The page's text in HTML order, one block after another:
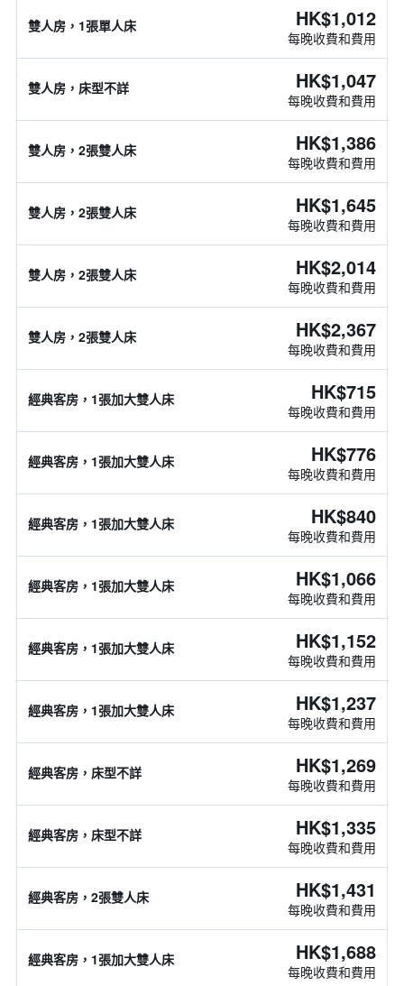
雙人房，1張單人床 HK$1,012
每晚收費和費用
雙人房，床型不詳 HK$1,047
每晚收費和費用
雙人房，2張雙人床 HK$1,386
每晚收費和費用
雙人房，2張雙人床 HK$1,645
每晚收費和費用
雙人房，2張雙人床 HK$2,014
每晚收費和費用
雙人房，2張雙人床 HK$2,367
每晚收費和費用
經典客房，1張加大雙人床 HK$715
每晚收費和費用
經典客房，1張加大雙人床 HK$776
每晚收費和費用
經典客房，1張加大雙人床 HK$840
每晚收費和費用
經典客房，1張加大雙人床 HK$1,066
每晚收費和費用
經典客房，1張加大雙人床 HK$1,152
每晚收費和費用
經典客房，1張加大雙人床 HK$1,237
每晚收費和費用
經典客房，床型不詳 HK$1,269
每晚收費和費用
經典客房，床型不詳 HK$1,335
每晚收費和費用
經典客房，2張雙人床 HK$1,431
每晚收費和費用
經典客房，1張加大雙人床 HK$1,688
每晚收費和費用